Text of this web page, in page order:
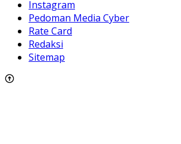
Instagram
Pedoman Media Cyber
Rate Card
Redaksi
Sitemap